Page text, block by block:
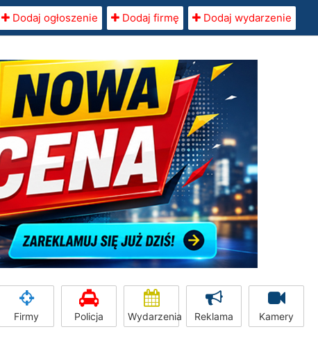
Dodaj ogłoszenie Dodaj firmę Dodaj wydarzenie
Firmy Policja Wydarzenia Reklama Kamery